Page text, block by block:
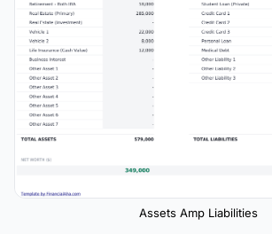
Assets Amp Liabilities